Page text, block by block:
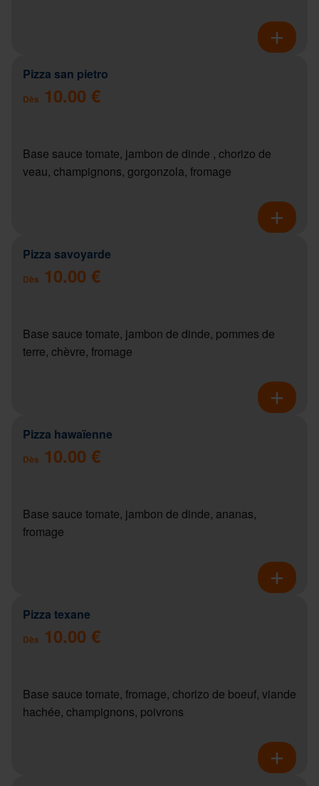
Pizza san pietro
Dès 10.00 €
Base sauce tomate, jambon de dinde , chorizo de
veau, champignons, gorgonzola, fromage
Pizza savoyarde
Dès 10.00 €
Base sauce tomate, jambon de dinde, pommes de
terre, chèvre, fromage
Pizza hawaïenne
Dès 10.00 €
Base sauce tomate, jambon de dinde, ananas,
fromage
Pizza texane
Dès 10.00 €
Base sauce tomate, fromage, chorizo de boeuf, viande
hachée, champignons, poivrons